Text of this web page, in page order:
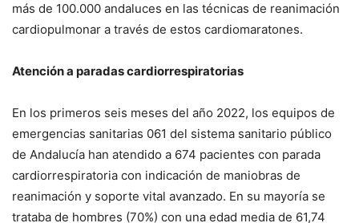
más de 100.000 andaluces en las técnicas de reanimación
cardiopulmonar a través de estos cardiomaratones.
Atención a paradas cardiorrespiratorias
En los primeros seis meses del año 2022, los equipos de
emergencias sanitarias 061 del sistema sanitario público
de Andalucía han atendido a 674 pacientes con parada
cardiorrespiratoria con indicación de maniobras de
reanimación y soporte vital avanzado. En su mayoría se
trataba de hombres (70%) con una edad media de 61,74